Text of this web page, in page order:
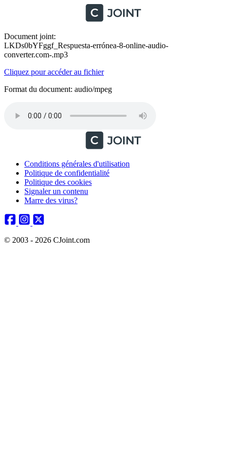
Document joint:
LKDs0bYFggf_Respuesta-errónea-8-online-audio-
converter.com-.mp3
Cliquez pour accéder au fichier
Format du document: audio/mpeg
Conditions générales d'utilisation
Politique de confidentialité
Politique des cookies
Signaler un contenu
Marre des virus?
© 2003 - 2026 CJoint.com